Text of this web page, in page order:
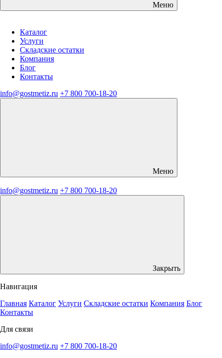
Меню
Каталог
Услуги
Складские остатки
Компания
Блог
Контакты
info@gostmetiz.ru +7 800 700-18-20
Меню
info@gostmetiz.ru +7 800 700-18-20
Закрыть
Навигация
Главная Каталог Услуги Складские остатки Компания Блог
Контакты
Для связи
info@gostmetiz.ru +7 800 700-18-20